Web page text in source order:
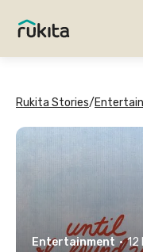
Rukita Stories/
Entertainment · 12